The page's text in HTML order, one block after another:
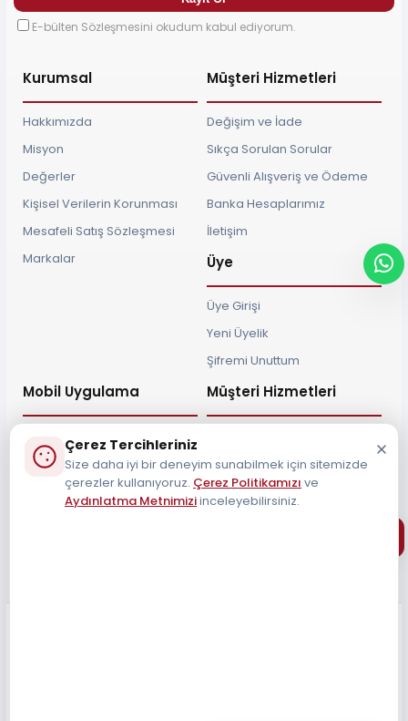
E-bülten Sözleşmesini okudum kabul ediyorum.
Kurumsal
Hakkımızda
Misyon
Değerler
Kişisel Verilerin Korunması
Mesafeli Satış Sözleşmesi
Markalar
Müşteri Hizmetleri
Değişim ve İade
Sıkça Sorulan Sorular
Güvenli Alışveriş ve Ödeme
Banka Hesaplarımız
İletişim
Üye
Üye Girişi
Yeni Üyelik
Şifremi Unuttum
Mobil Uygulama Müşteri Hizmetleri
Müşteri Destek Hattı
Çerez Tercihleriniz
Size daha iyi bir deneyim sunabilmek için sitemizde
çerezler kullanıyoruz. Çerez Politikamızı ve
Aydınlatma Metnimiziinceleyebilirsiniz.